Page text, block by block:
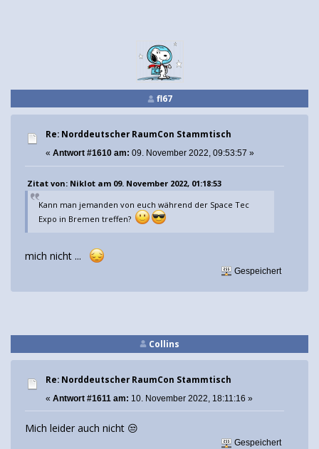
fl67
Re: Norddeutscher RaumCon Stammtisch
« Antwort #1610 am: 09. November 2022, 09:53:57 »
Zitat von: Niklot am 09. November 2022, 01:18:53
Kann man jemanden von euch während der Space Tec
Expo in Bremen treffen?
mich nicht ...
Gespeichert
Collins
Re: Norddeutscher RaumCon Stammtisch
« Antwort #1611 am: 10. November 2022, 18:11:16 »
Mich leider auch nicht 😒
Gespeichert